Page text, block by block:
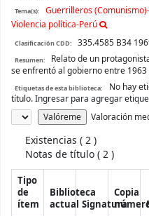
Tema(s): Guerrilleros
Violencia política-Perú
Clasificación CDD: 335.4585 B34
Resumen:
Relato de un
se enfrentó al gobierno entre 1963
Etiquetas de esta biblioteca:
No hay
título.Ingresar para agregar
Valoración Valoración
Existencias ( 2 )
Notas de título ( 2 )
Tipo
de
ítem
Biblioteca
actual Signatura
Copia